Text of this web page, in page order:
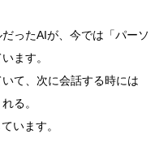
ったAIが、今では「パーソ
ます。
て、次に会話する時には
る。
います。